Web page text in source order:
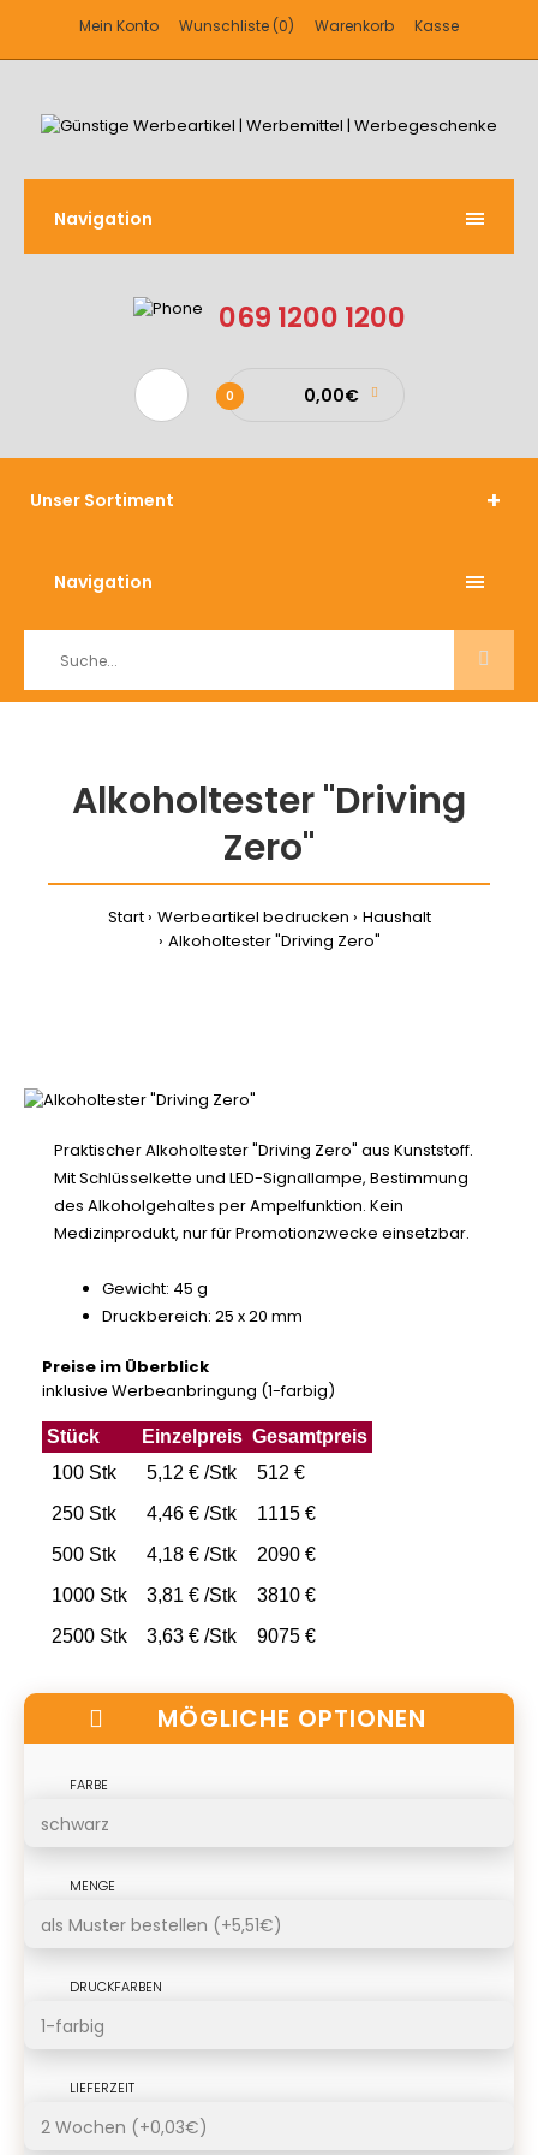
Mein Konto Wunschliste (0) Warenkorb Kasse
Navigation
069 1200 1200
0 0,00€
Unser Sortiment
Navigation
Alkoholtester "Driving
Zero"
Start Werbeartikel bedrucken
Haushalt
Alkoholtester "Driving Zero"
Praktischer Alkoholtester "Driving Zero" aus Kunststoff.
Mit Schlüsselkette und LED-Signallampe, Bestimmung
des Alkoholgehaltes per Ampelfunktion. Kein
Medizinprodukt, nur für Promotionzwecke einsetzbar.
Gewicht: 45 g
Druckbereich: 25 x 20 mm
Preise im Überblick
inklusive Werbeanbringung (1-farbig)
Stück Einzelpreis Gesamtpreis
100 Stk
5,12 € /Stk
512 €
250 Stk
4,46 € /Stk
1115 €
500 Stk
4,18 € /Stk
2090 €
1000 Stk
3,81 € /Stk
3810 €
2500 Stk
3,63 € /Stk 9075 €
MÖGLICHE OPTIONEN
FARBE
MENGE
DRUCKFARBEN
LIEFERZEIT